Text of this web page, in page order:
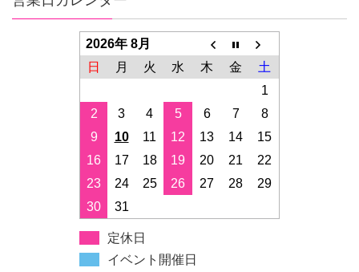
2026年 8月
日
月 火 水 木 金
土
1
2
3 4 5 6 7
8
9
10 11 12 13 14
15
16
17 18 19 20 21
22
23
24 25 26 27 28
29
30
31
定休日
イベント開催日